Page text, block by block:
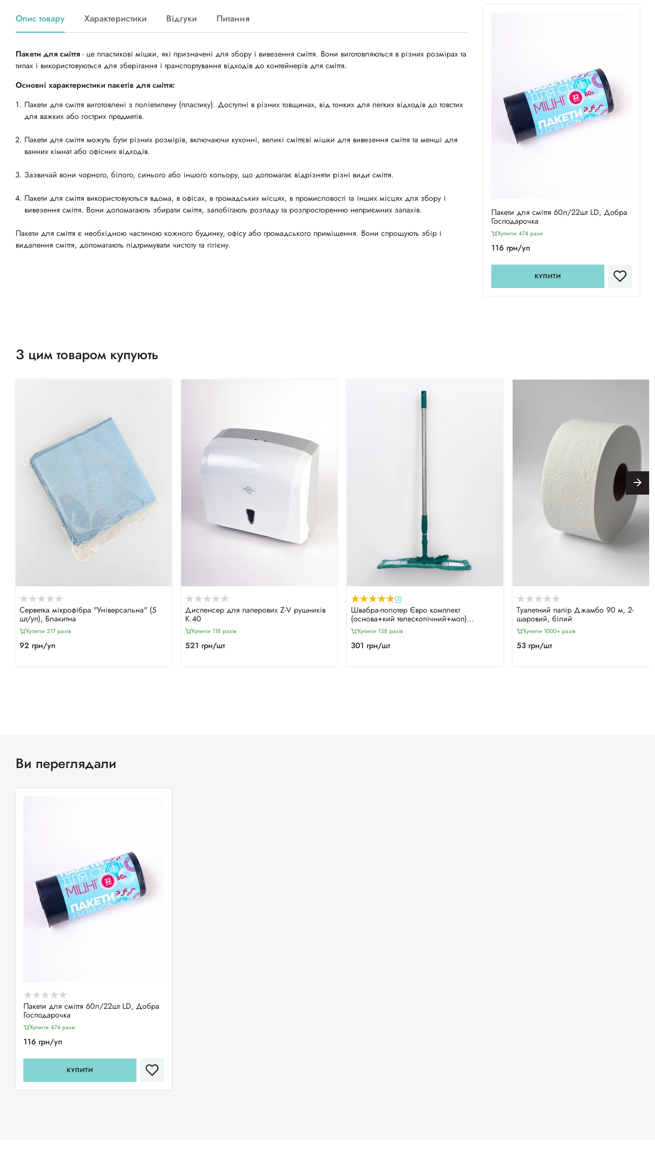
Опис товару Характеристики Відгуки Питання
Пакети для сміття - це пластикові мішки, які призначені для збору і вивезення сміття. Вони виготовляються в різних розмірах та
типах і використовуються для зберігання і транспортування відходів до контейнерів для сміття.
Основні характеристики пакетів для сміття:
Пакети для сміття виготовлені з поліетилену (пластику). Доступні в різних товщинах, від тонких для легких відходів до товстих
для важких або гострих предметів.
Пакети для сміття можуть бути різних розмірів, включаючи кухонні, великі сміттєві мішки для вивезення сміття та менші для
ванних кімнат або офісних відходів.
Зазвичай вони чорного, білого, синього або іншого кольору, що допомагає відрізняти різні види сміття.
Пакети для сміття використовуються вдома, в офісах, в громадських місцях, в промисловості та інших місцях для збору і
вивезення сміття. Вони допомагають збирати сміття, запобігають розпаду та розпросторенню неприємних запахів.
Пакети для сміття є необхідною частиною кожного будинку, офісу або громадського приміщення. Вони спрощують збір і
видалення сміття, допомагають підтримувати чистоту та гігієну.
Пакети для сміття 60л/22шт LD, Добра
Господарочка
Купили 474 рази
116 грн/уп
КУПИТИ
З цим товаром купують
Серветка мікрофібра "Універсальна" (5
шт/уп), Блакитна
Купили 217 разiв
92 грн/уп
Диспенсер для паперових Z-V рушників
К.40
Купили 118 разiв
521 грн/шт
(2)
Швабра-полотер Євро комплект
(основа+кий телескопічний+моп)
(42*13см)
Купили 138 разiв
301 грн/шт
Туалетний папір Джамбо 90 м, 2-
шаровий, білий
Купили 1000+ разiв
53 грн/шт
Ви переглядали
Пакети для сміття 60л/22шт LD, Добра
Господарочка
Купили 474 рази
116 грн/уп
КУПИТИ